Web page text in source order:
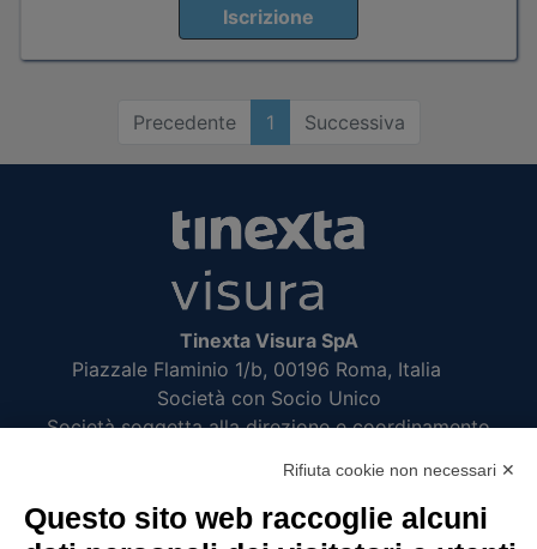
Iscrizione
Precedente 1 Successiva
Tinexta Visura SpA
Piazzale Flaminio 1/b, 00196 Roma, Italia
Società con Socio Unico
Società soggetta alla direzione e coordinamento
P.IVA 05338771008 REA n. 877679
Rifiuta cookie non necessari ✕
Questo sito web raccoglie alcuni